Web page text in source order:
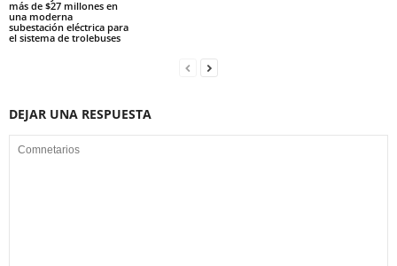
más de $27 millones en
una moderna
subestación eléctrica para
el sistema de trolebuses
DEJAR UNA RESPUESTA